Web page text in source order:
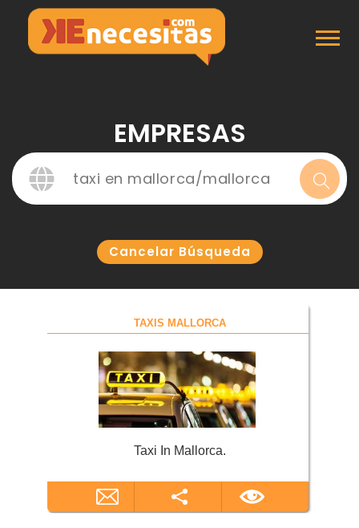
EMPRESAS
Cancelar Búsqueda
TAXIS MALLORCA
Taxi In Mallorca.